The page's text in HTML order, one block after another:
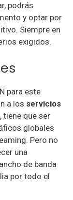
podrás
y optar por
Siempre en
exigidos.
para este
a los servicios
tiene que ser
globales
Pero no
una
de banda
por todo el